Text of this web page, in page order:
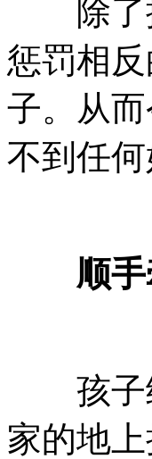
除了批
惩罚相
子。从
不到任
顺手
孩子给
家的地上